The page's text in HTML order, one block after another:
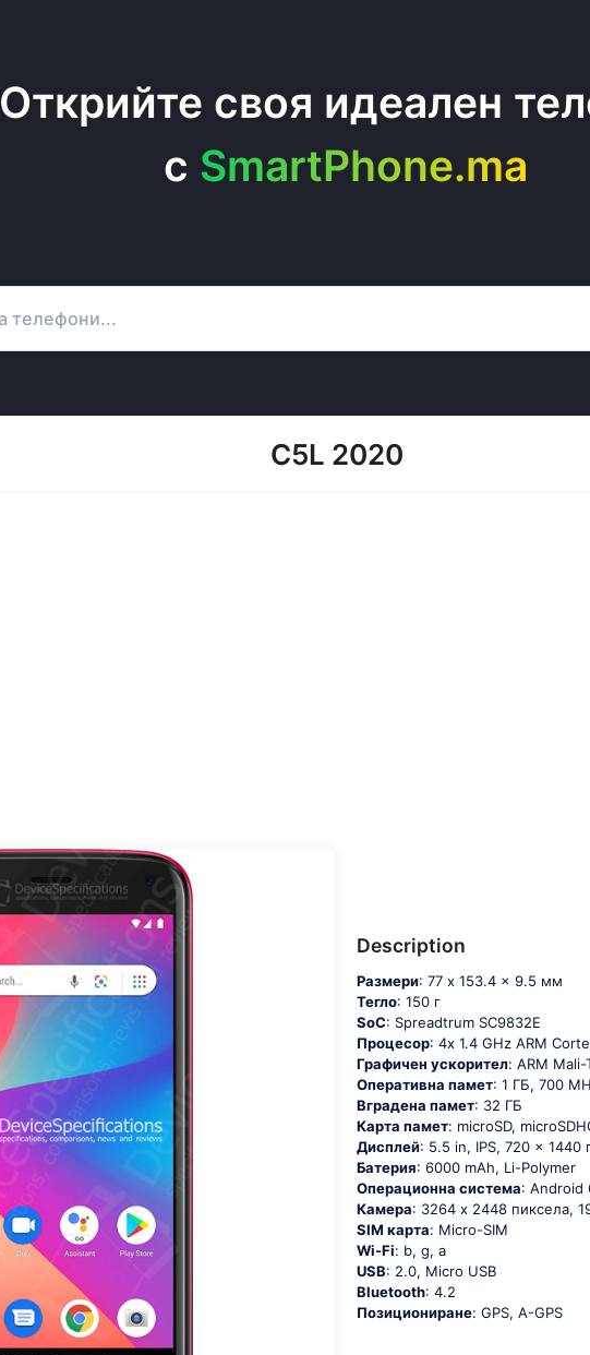
Открийте своя идеален
c SmartPhone.ma
C5L 2020
Description
Размери: 77 x 153.4 x 9.5 мм
Тегло: 150 г
SoC: Sрrеаdtrum SС9832Е
Процесор: 4х 1.4 GНz АRМ
Графичен ускорител: ARM
Оперативна памет: 1 ГБ, 700
Вградена памет: 32 ГБ
Карта памет: microSD,
Дисплей: 5.5 in, IPS, 720 x 1440
Батерия: 6000 mAh, Li-Polymer
Операционна система: Аndrоid
Камера: 3264 x 2448 пиксела,
SIM карта: Micro-SIM
Wi-Fi: b, g, а
USB: 2.0, Micro USB
Bluetooth: 4.2
Позициониране: GРS, А-GРS